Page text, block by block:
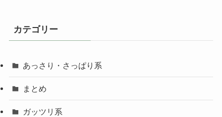
カテゴリー
あっさり・さっぱり系
まとめ
ガッツリ系